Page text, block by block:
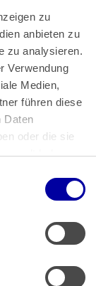
zu
anbieten zu
zu analysieren.
Verwendung
Medien,
führen diese
Daten
oder die sie
haben.